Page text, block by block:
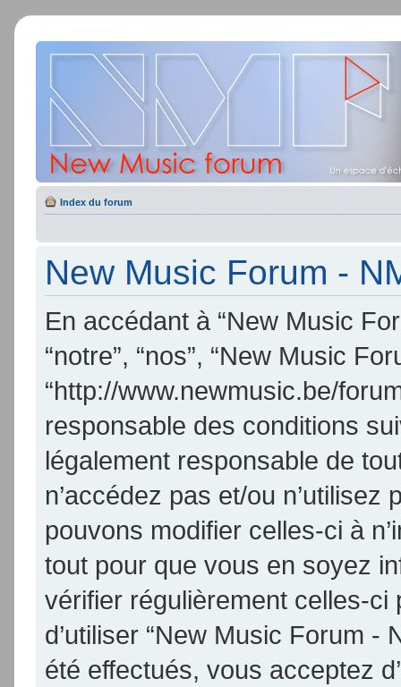
Index du forum
New Music Forum -
En accédant à “New Music
“notre”, “nos”, “New Music
“http://www.newmusic.be/
responsable des conditions
légalement responsable de
n’accédez pas et/ou
pouvons modifier celles-ci à
tout pour que vous en soyez
vérifier régulièrement celles-
d’utiliser “New Music Forum -
été effectués, vous acceptez